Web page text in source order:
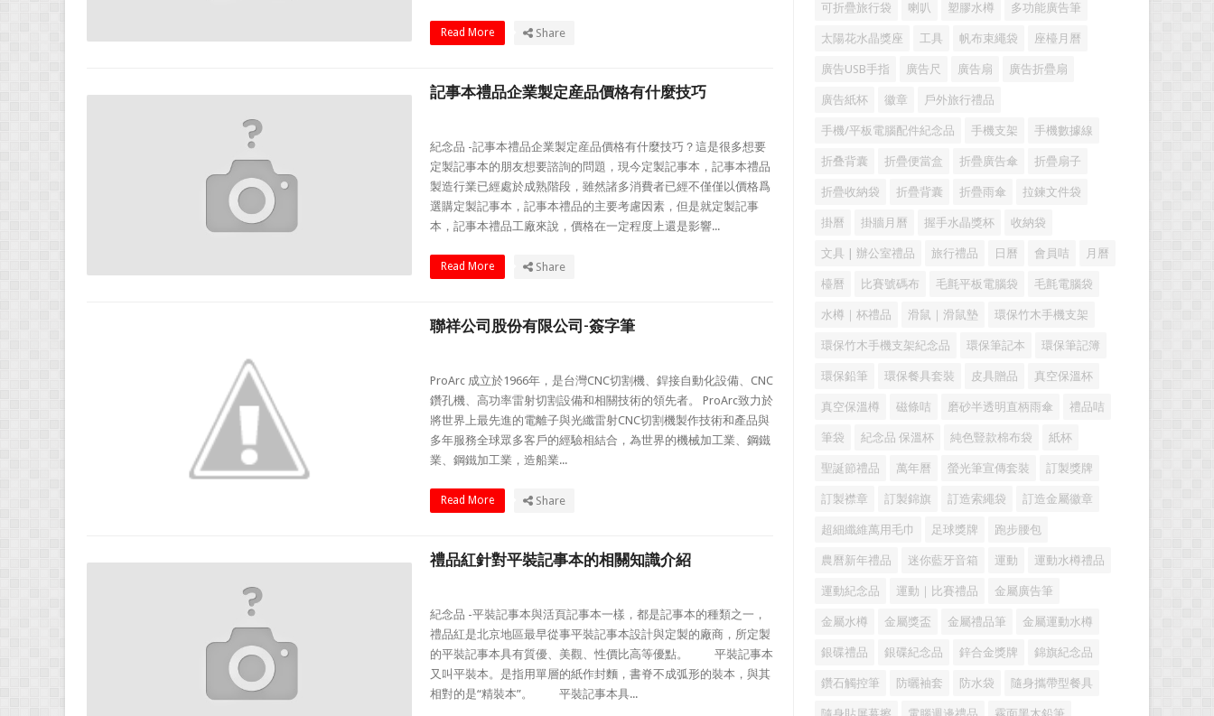
Read More Share
記事本禮品企業製定産品價格有什麼技巧
紀念品 -記事本禮品企業製定産品價格有什麼技巧？這是很多想要
定製記事本的朋友想要諮詢的問題，現今定製記事本，記事本禮品
製造行業已經處於成熟階段，雖然諸多消費者已經不僅僅以價格爲
選購定製記事本，記事本禮品的主要考慮因素，但是就定製記事
本，記事本禮品工廠來說，價格在一定程度上還是影響...
Read More Share
聯祥公司股份有限公司-簽字筆
ProArc 成立於1966年，是台灣CNC切割機、銲接自動化設備、CNC
鑽孔機、高功率雷射切割設備和相關技術的領先者。 ProArc致力於
將世界上最先進的電離子與光纖雷射CNC切割機製作技術和產品與
多年服務全球眾多客戶的經驗相結合，為世界的機械加工業、鋼鐵
業、鋼鐵加工業，造船業...
Read More Share
禮品紅針對平裝記事本的相關知識介紹
紀念品 -平裝記事本與活頁記事本一樣，都是記事本的種類之一，
禮品紅是北京地區最早從事平裝記事本設計與定製的廠商，所定製
的平裝記事本具有質優、美觀、性價比高等優點。 平裝記事本
又叫平裝本。是指用單層的紙作封麵，書脊不成弧形的裝本，與其
相對的是“精裝本”。 平裝記事本具...
可折疊旅行袋 喇叭 塑膠水樽 多功能廣告筆
太陽花水晶獎座 工具 帆布束繩袋 座檯月曆
廣告USB手指 廣告尺 廣告扇 廣告折疊扇
廣告紙杯 徽章 戶外旅行禮品
手機/平板電腦配件紀念品 手機支架 手機數據線
折叠背囊 折疊便當盒 折疊廣告傘 折疊扇子
折疊收納袋 折疊背囊 折疊雨傘 拉鍊文件袋
掛曆 掛牆月曆 握手水晶獎杯 收納袋
文具 | 辦公室禮品 旅行禮品 日曆 會員咭 月曆
檯曆 比賽號碼布 毛氈平板電腦袋 毛氈電腦袋
水樽｜杯禮品 滑鼠｜滑鼠墊 環保竹木手機支架
環保竹木手機支架紀念品 環保筆記本 環保筆記簿
環保鉛筆 環保餐具套裝 皮具贈品 真空保溫杯
真空保溫樽 磁條咭 磨砂半透明直柄雨傘 禮品咭
筆袋 紀念品 保溫杯 純色豎款棉布袋 紙杯
聖誕節禮品 萬年曆 螢光筆宣傳套裝 訂製獎牌
訂製襟章 訂製錦旗 訂造索繩袋 訂造金屬徽章
超細纖維萬用毛巾 足球獎牌 跑步腰包
農曆新年禮品 迷你藍牙音箱 運動 運動水樽禮品
運動紀念品 運動｜比賽禮品 金屬廣告筆
金屬水樽 金屬獎盃 金屬禮品筆 金屬運動水樽
銀碟禮品 銀碟紀念品 鋅合金獎牌 錦旗紀念品
鑽石觸控筆 防曬袖套 防水袋 隨身攜帶型餐具